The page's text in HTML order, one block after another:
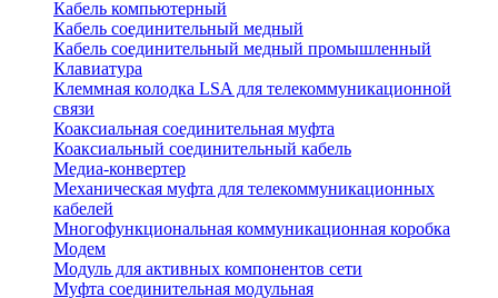
Кабель компьютерный
Кабель соединительный медный
Кабель соединительный медный промышленный
Клавиатура
Клеммная колодка LSA для телекоммуникационной
связи
Коаксиальная соединительная муфта
Коаксиальный соединительный кабель
Медиа-конвертер
Механическая муфта для телекоммуникационных
кабелей
Многофункциональная коммуникационная коробка
Модем
Модуль для активных компонентов сети
Муфта соединительная модульная